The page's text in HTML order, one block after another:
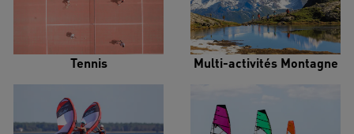
Tennis Multi-activités Montagne